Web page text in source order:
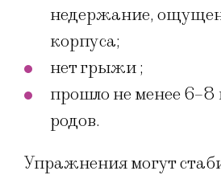
недержание,
корпуса;
нет грыжи ;
прошло не менее 6–8
родов.
Упражнения могут